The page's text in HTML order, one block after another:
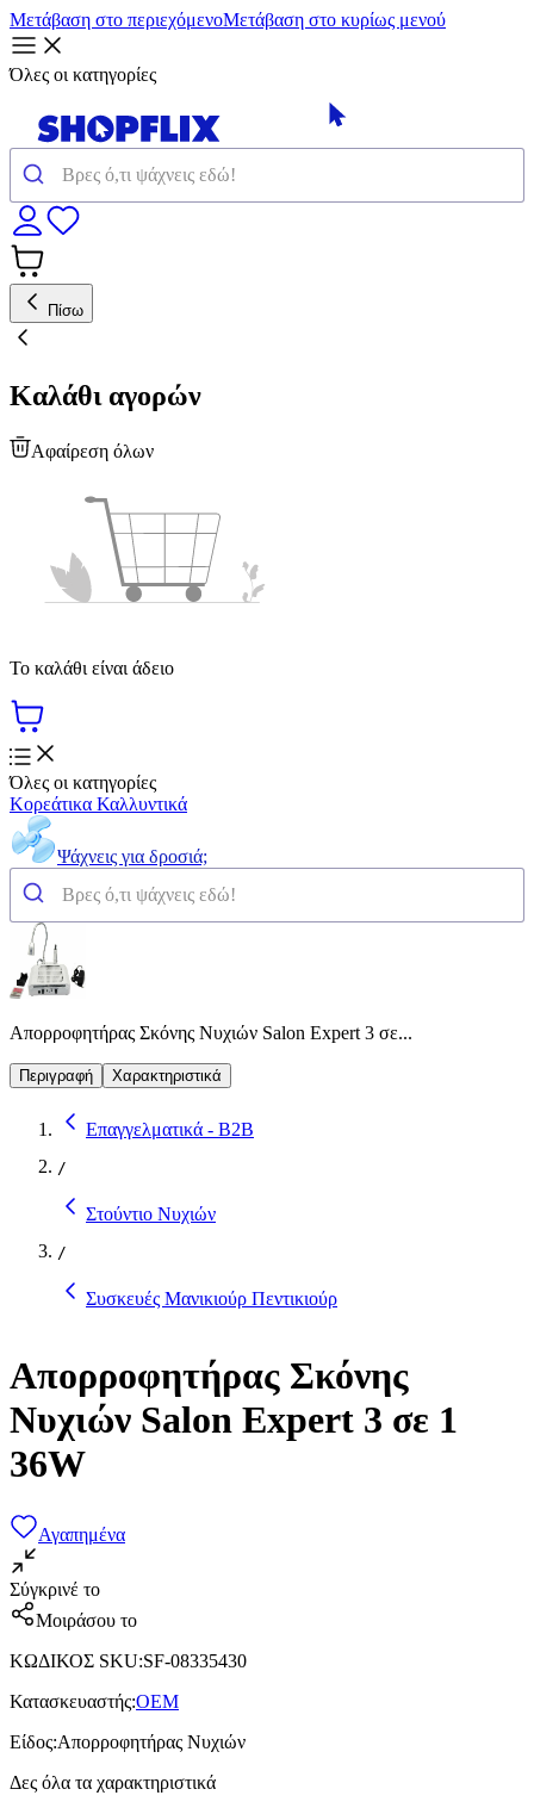
Μετάβαση στο περιεχόμενοΜετάβαση στο κυρίως μενού
Όλες οι κατηγορίες
Πίσω
Καλάθι αγορών
Αφαίρεση όλων
Το καλάθι είναι άδειο
Όλες οι κατηγορίες
Κορεάτικα Καλλυντικά
Ψάχνεις για δροσιά;
Απορροφητήρας Σκόνης Νυχιών Salon Expert 3 σε...
Περιγραφή Χαρακτηριστικά
Επαγγελματικά - B2B
/
Στούντιο Νυχιών
/
Συσκευές Μανικιούρ Πεντικιούρ
Απορροφητήρας Σκόνης
Νυχιών Salon Expert 3 σε 1
36W
Αγαπημένα
Σύγκρινέ το
Μοιράσου το
ΚΩΔΙΚΟΣ SKU:SF-08335430
Κατασκευαστής:OEM
Είδος:Απορροφητήρας Νυχιών
Δες όλα τα χαρακτηριστικά